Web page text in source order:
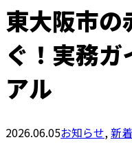
東大阪市の
ぐ！実務
アル
2026.06.05お知らせ,新